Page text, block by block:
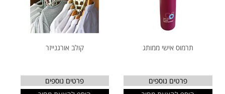
תרמוס אישי ממותג
פרטים נוספים
קולב אורגנייזר
פרטים נוספים